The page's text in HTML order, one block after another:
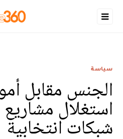
سياسة
الجنس مقابل
استغلال مشاريع
شبكات انتخابية